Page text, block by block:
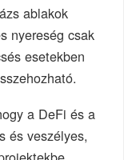
ablakok
nyereség csak
esetekben
a DeFi és a
és veszélyes,